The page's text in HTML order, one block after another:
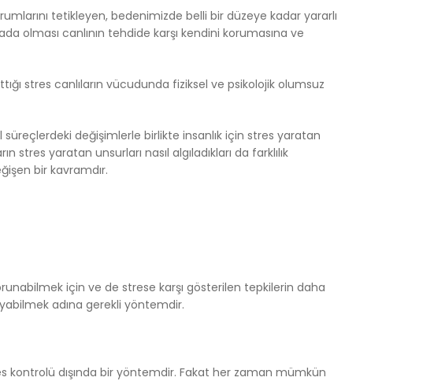
tetikleyen, bedenimizde belli bir düzeye kadar yararlı
olması canlının tehdide karşı kendini korumasına ve
stres canlıların vücudunda fiziksel ve psikolojik olumsuz
değişimlerle birlikte insanlık için stres yaratan
yaratan unsurları nasıl algıladıkları da farklılık
bir kavramdır.
için ve de strese karşı gösterilen tepkilerin daha
adına gerekli yöntemdir.
dışında bir yöntemdir. Fakat her zaman mümkün